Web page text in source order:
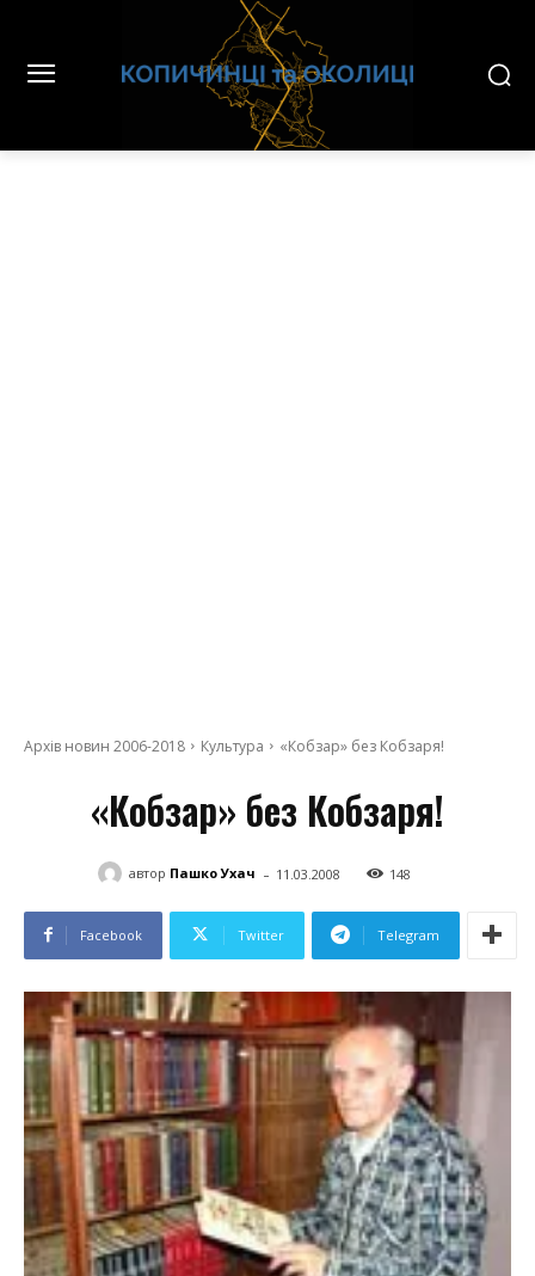
Архів новин 2006-2018 Культура «Кобзар» без Кобзаря!
«Кобзар» без Кобзаря!
автор Пашко Ухач - 11.03.2008 148
Facebook Twitter Telegram